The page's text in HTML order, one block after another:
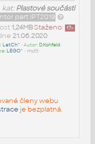
kat:Plastové součásti
part IPT2019
Staženo: 17x
1,24MB
21.06.2020
LatCh^ • Autor: D.Kohfeld•
LEGO^ • md5:
členy webu
je bezplatná.